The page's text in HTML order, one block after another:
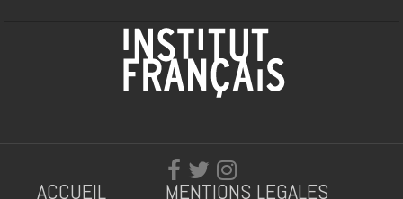
ACCUEIL MENTIONS LEGALES